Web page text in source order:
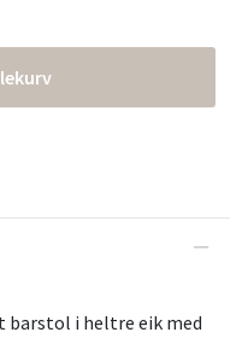
barstol i heltre eik med